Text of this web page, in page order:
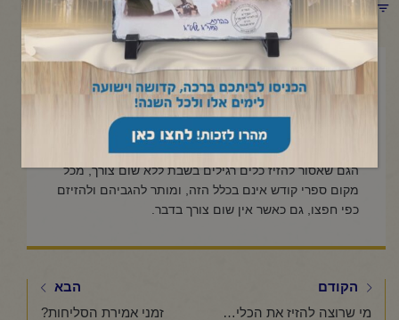
תפריט קטגוריות
האם מותר להזיז ספרי קודש ללא
שום צורך?
אוגוסט 6, 2023
הגם שאסור להזיז כלים רגילים בשבת ללא שום צורך, מכל
מקום ספרי קודש אינם בכלל הזה, ומותר להגביהם ולהזיזם
כפי חפצו, גם כאשר אין שום צורך בדבר.
הקודם
מי שרוצה להזיז את הכלים כגון מזלגות וסכינים סתם כך ללא שימוש מיוחד בכלים, אך הוא נהנה מכך שמשחק בהם, האם זה נחשב "צורך", שיהא מותר להזיזם בשבת?
הבא
זמני אמירת הסליחות?